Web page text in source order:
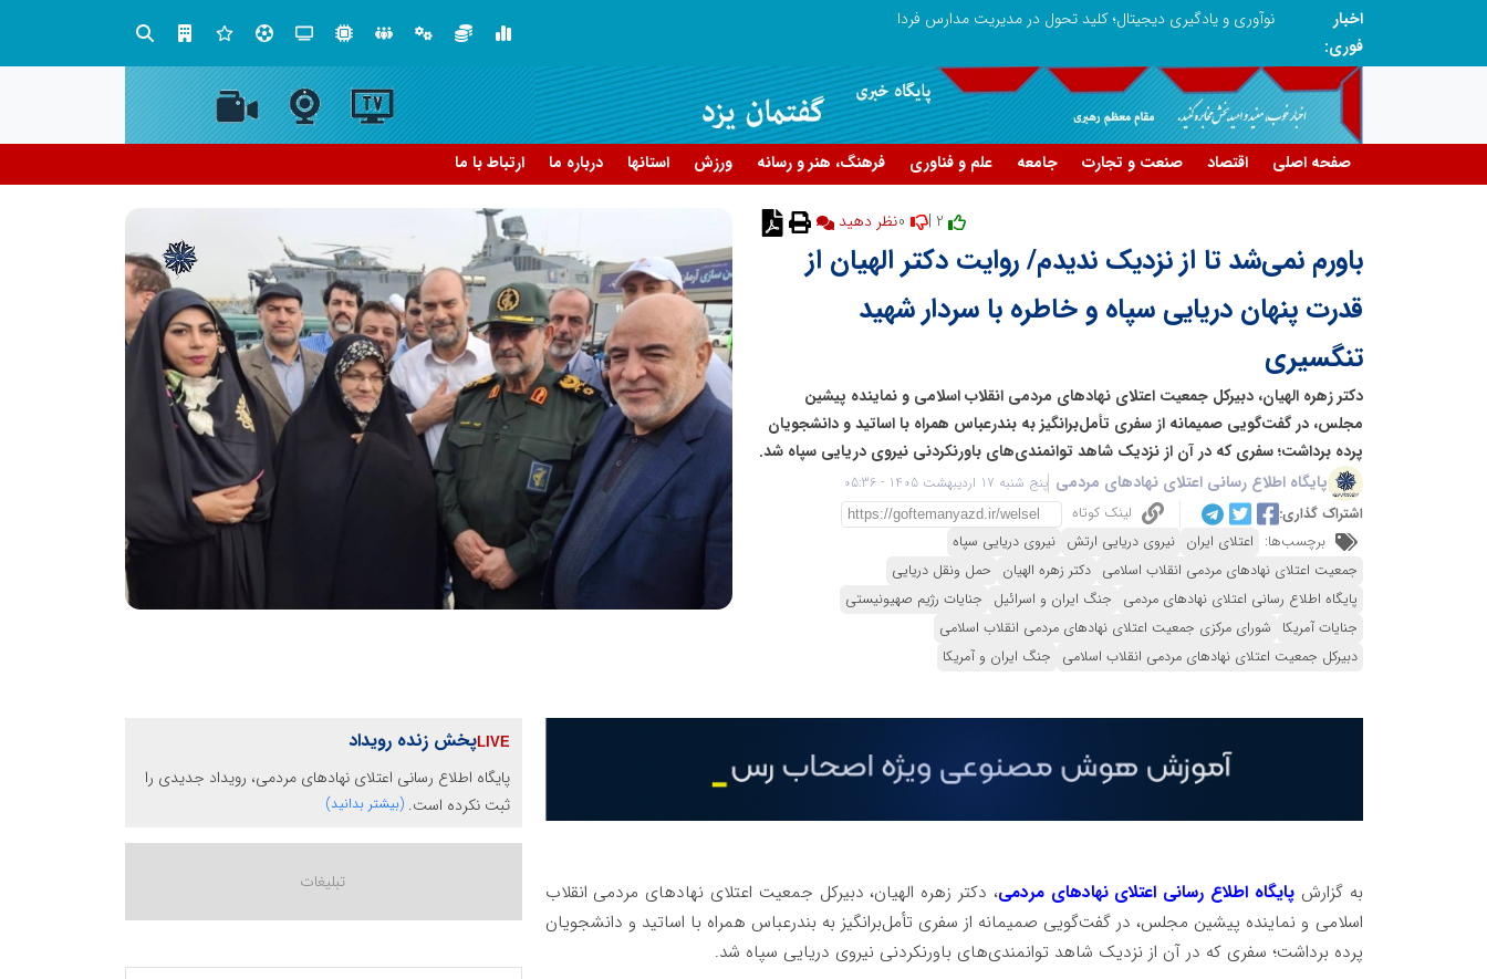
اخبار
فوری:
نوآوری و یادگیری دیجیتال؛ کلید تحول در مدیریت مدارس فردا
صفحه اصلی اقتصاد صنعت و تجارت جامعه علم و فناوری فرهنگ، هنر و رسانه ورزش استانها درباره ما ارتباط با ما
باورم نمی‌شد تا از نزدیک ندیدم/ روایت دکتر الهیان از
قدرت پنهان دریایی سپاه و خاطره با سردار شهید
تنگسیری
دکتر زهره الهیان، دبیرکل جمعیت اعتلای نهادهای مردمی انقلاب اسلامی و نماینده پیشین
مجلس، در گفت‌گویی صمیمانه از سفری تأمل‌برانگیز به بندرعباس همراه با اساتید و دانشجویان
پرده برداشت؛ سفری که در آن از نزدیک شاهد توانمندی‌های باورنکردنی نیروی دریایی سپاه شد.
پایگاه اطلاع رسانی اعتلای نهادهای مردمی پنج شنبه 17 اردیبهشت 1405 - 05:36
اشتراک گذاری:
لینک کوتاه
برچسب‌ها: اعتلای ایران نیروی دریایی ارتش نیروی دریایی سپاه
جمعیت اعتلای نهادهای مردمی انقلاب اسلامی دکتر زهره الهیان حمل ونقل دریایی
پایگاه اطلاع رسانی اعتلای نهادهای مردمی جنگ ایران و اسرائیل جنایات رژیم صهیونیستی
جنایات آمریکا شورای مرکزی جمعیت اعتلای نهادهای مردمی انقلاب اسلامی
دبیرکل جمعیت اعتلای نهادهای مردمی انقلاب اسلامی جنگ ایران و آمریکا
به گزارش پایگاه اطلاع رسانی اعتلای نهادهای مردمی، دکتر زهره الهیان، دبیرکل جمعیت اعتلای نهادهای مردمی انقلاب
اسلامی و نماینده پیشین مجلس، در گفت‌گویی صمیمانه از سفری تأمل‌برانگیز به بندرعباس همراه با اساتید و دانشجویان
پرده برداشت؛ سفری که در آن از نزدیک شاهد توانمندی‌های باورنکردنی نیروی دریایی سپاه شد.
پخش زنده رویداد
پایگاه اطلاع رسانی اعتلای نهادهای مردمی، رویداد جدیدی را
ثبت نکرده است. (بیشتر بدانید)